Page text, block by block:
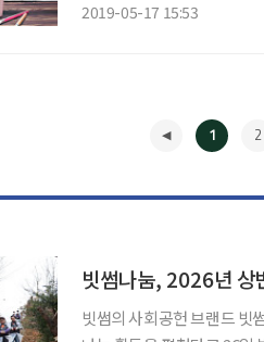
2019-05-17 15:53
1 2
빗썸나눔, 2026년 상
빗썸의 사회공헌 브랜드 빗